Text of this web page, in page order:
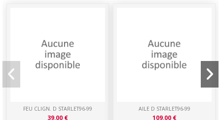
FEU CLIGN. D STARLET96-99
39,00 €
AILE D STARLET96-99
109,00 €